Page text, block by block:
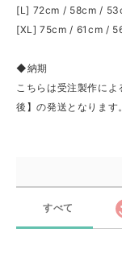
[L] 72cm / 58cm /
[XL] 75cm / 61cm /
◆納期
こちらは受注製作に
後】の発送となります。
すべて